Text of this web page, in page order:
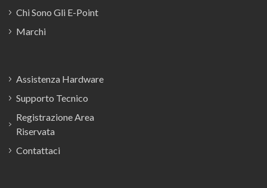
Chi Sono Gli E-Point
Marchi
Assistenza Hardware
Supporto Tecnico
Registrazione Area
Riservata
Contattaci